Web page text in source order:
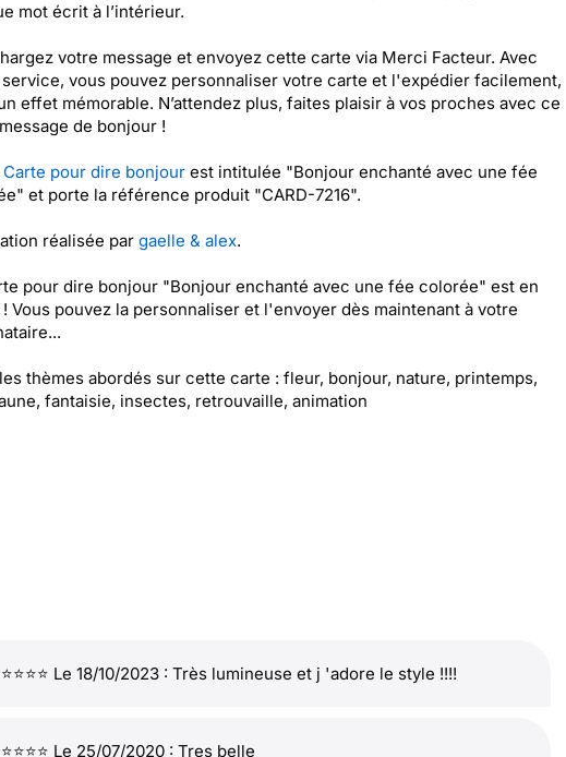
mot écrit à l’intérieur.
votre message et envoyez cette carte via Merci Facteur. Avec
vous pouvez personnaliser votre carte et l'expédier facilement,
effet mémorable. N’attendez plus, faites plaisir à vos proches avec ce
de bonjour !
Carte pour dire bonjourest intitulée "Bonjour enchanté avec une fée
et porte la référence produit "CARD-7216".
réalisée par gaelle & alex.
pour dire bonjour "Bonjour enchanté avec une fée colorée" est en
Vous pouvez la personnaliser et l'envoyer dès maintenant à votre
thèmes abordés sur cette carte : fleur, bonjour, nature, printemps,
fantaisie, insectes, retrouvaille, animation
Le 18/10/2023 : Très lumineuse et j 'adore le style !!!!
Le 25/07/2020 : Tres belle